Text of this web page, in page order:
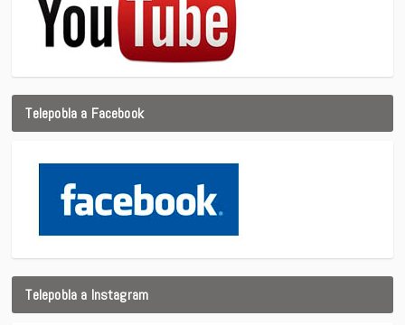
Telepobla a Facebook
Telepobla a Instagram